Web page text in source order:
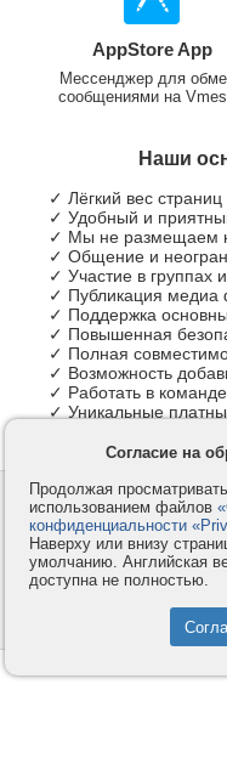
AppStore App
Мессенджер для
сообщениями на
Наши
✓ Лёгкий вес страниц
✓ Удобный и
✓ Мы не размещаем
✓ Общение и
✓ Участие в группах
✓ Публикация медиа
✓ Поддержка
✓ Повышенная
✓ Полная
✓ Возможность
✓ Работать в
✓ Уникальные
Контакты
Компания
Услуги
Как оплатить
© 2008-2026
Согласие на
Продолжая
использованием файлов
конфиденциальности
Наверху или внизу
умолчанию. Английская
доступна не полностью.